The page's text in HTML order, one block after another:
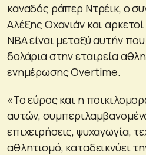
καναδός ράπερ Ντρέικ, ο
Αλέξης Οχανιάν και
ΝΒΑ είναι μεταξύ αυτήν
δολάρια στην εταιρεία
ενημέρωσης Overtime.
«Το εύρος και η
αυτών,
επιχειρήσεις, ψυχαγωγία,
αθλητισμό, καταδεικνύει